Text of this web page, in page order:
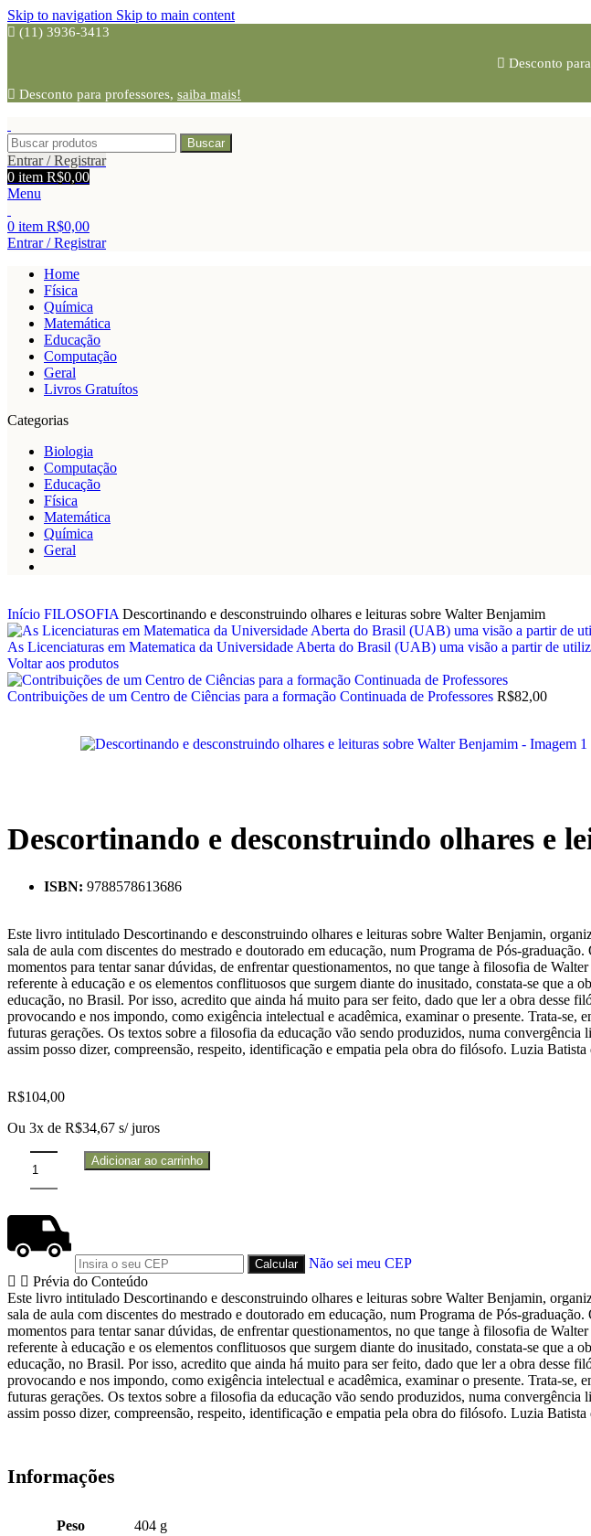
Skip to navigation Skip to main content
(11) 3936-3413
Desconto
Desconto para professores, saiba mais!
Buscar
Entrar / Registrar
0 item R$0,00
Menu
0 item R$0,00
Entrar / Registrar
Home
Física
Química
Matemática
Educação
Computação
Geral
Livros Gratuítos
Categorias
Biologia
Computação
Educação
Física
Matemática
Química
Geral
Início FILOSOFIA Descortinando e desconstruindo olhares e leituras sobre Walter Benjamim
As Licenciaturas em Matematica da Universidade Aberta do Brasil (UAB) uma visão a partir de
Voltar aos produtos
Contribuições de um Centro de Ciências para a formação Continuada de Professores R$82,00
Descortinando e desconstruindo olhares e
ISBN: 9788578613686
Este livro intitulado Descortinando e desconstruindo olhares e leituras sobre Walter Benjamin,
sala de aula com discentes do mestrado e doutorado em educação, num Programa de Pós-
momentos para tentar sanar dúvidas, de enfrentar questionamentos, no que tange à filosofia de
referente à educação e os elementos conflituosos que surgem diante do inusitado, constata-se que
educação, no Brasil. Por isso, acredito que ainda há muito para ser feito, dado que ler a obra desse
provocando e nos impondo, como exigência intelectual e acadêmica, examinar o presente. Trata-se,
futuras gerações. Os textos sobre a filosofia da educação vão sendo produzidos, numa
assim posso dizer, compreensão, respeito, identificação e empatia pela obra do filósofo. Luzia
R$104,00
Ou 3x de R$34,67 s/ juros
Adicionar ao carrinho
Não sei meu CEP
Prévia do Conteúdo
Este livro intitulado Descortinando e desconstruindo olhares e leituras sobre Walter Benjamin,
sala de aula com discentes do mestrado e doutorado em educação, num Programa de Pós-
momentos para tentar sanar dúvidas, de enfrentar questionamentos, no que tange à filosofia de
referente à educação e os elementos conflituosos que surgem diante do inusitado, constata-se que
educação, no Brasil. Por isso, acredito que ainda há muito para ser feito, dado que ler a obra desse
provocando e nos impondo, como exigência intelectual e acadêmica, examinar o presente. Trata-se,
futuras gerações. Os textos sobre a filosofia da educação vão sendo produzidos, numa
assim posso dizer, compreensão, respeito, identificação e empatia pela obra do filósofo. Luzia
Informações
Peso
404 g